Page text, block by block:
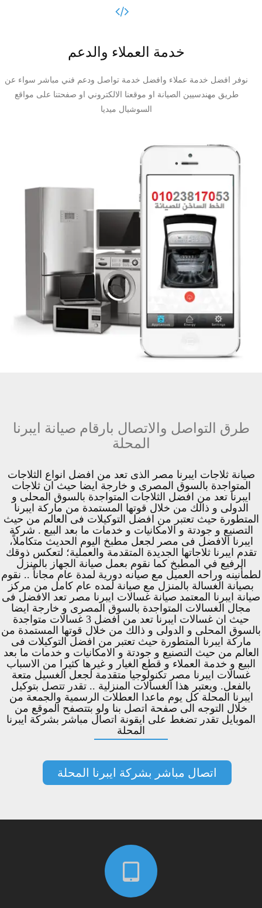
خدمة العملاء والدعم
نوفر افضل خدمة عملاء وافضل خدمة تواصل ودعم فني مباشر سواء عن
طريق مهندسيين الصيانة او موقعنا الالكتروني او صفحتنا على مواقع
السوشيال ميديا
طرق التواصل والاتصال بارقام صيانة ايبرنا
المحلة
صيانة ثلاجات ايبرنا مصر الذى تعد من افضل انواع الثلاجات
المتواجدة بالسوق المصرى و خارجة ايضا حيث ان ثلاجات
ايبرنا تعد من افضل الثلاجات المتواجدة بالسوق المحلى و
الدولى و ذالك من خلال قوتها المستمدة من ماركة ايبرنا
المتطورة حيث تعتبر من افضل التوكيلات فى العالم من حيث
التصنيع و جودتة و الامكانيات و خدمات ما بعد البيع . شركة
ايبرنا الافضل فى مصر لجعل مطبخ اليوم الحديث متكاملاً،
تقدم ايبرنا ثلاجاتها الجديدة المتقدمة والعملية؛ لتعكس ذوقك
الرفيع في المطبخ كما نقوم بعمل صيانة الجهاز بالمنزل
لطمأنينه وراحه العميل مع صيانه دورية لمدة عام مجاناً .. نقوم
بصيانة الغسالة بالمنزل مع صيانة لمده عام كامل من مركز
صيانة ايبرنا المعتمد صيانة غسالات ايبرنا مصر تعد الافضل فى
مجال الغسالات المتواجدة بالسوق المصرى و خارجة ايضا
حيث ان غسالات ايبرنا تعد من افضل 3 غسالات متواجدة
بالسوق المحلى و الدولى و ذالك من خلال قوتها المستمدة من
ماركة ايبرنا المتطورة حيث تعتبر من افضل التوكيلات فى
العالم من حيث التصنيع و جودتة و الامكانيات و خدمات ما بعد
البيع و خدمة العملاء و قطع الغيار و غيرها كثيرا من الاسباب
غسالات ايبرنا مصر تكنولوجيا متقدمة لجعل الغسيل متعة
بالفعل. ويعتبر هذا الغسالات المنزلية .. تقدر تتصل بتوكيل
ايبرنا المحلة كل يوم ماعدا العطلات الرسمية والجمعة من
خلال التوجه الى صفحة اتصل بنا ولو بتتصفح الموقع من
الموبايل تقدر تضغط على ايقونة اتصال مباشر بشركة ايبرنا
المحلة
اتصال مباشر بشركة ايبرنا المحلة